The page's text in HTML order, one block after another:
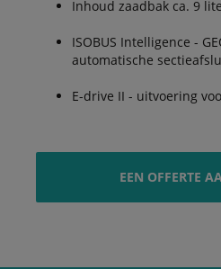
Inhoud zaadbak ca. 9
ISOBUS Intelligence -
automatische
E-drive II - uitvoering
EEN OFFERTE